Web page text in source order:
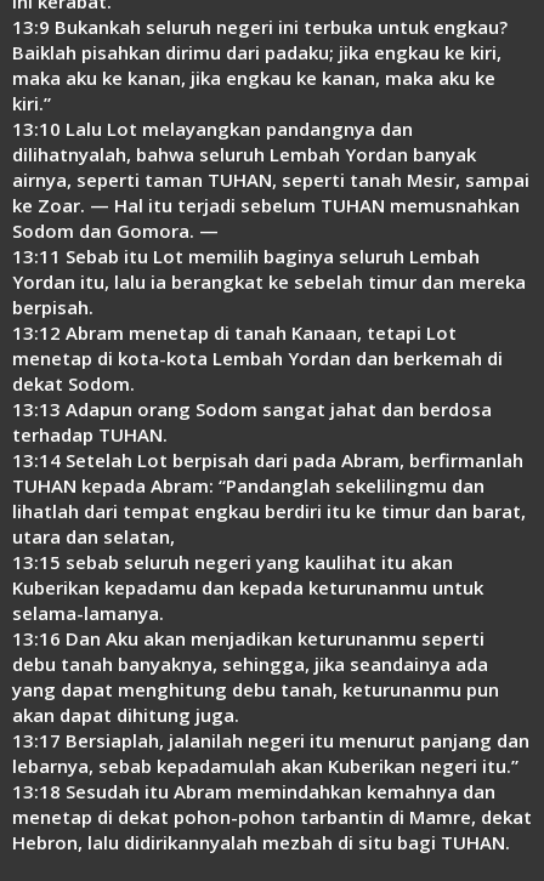
13:9 Bukankah seluruh negeri ini terbuka untuk engkau?
Baiklah pisahkan dirimu dari padaku; jika engkau ke kiri,
maka aku ke kanan, jika engkau ke kanan, maka aku ke
kiri.”
13:10 Lalu Lot melayangkan pandangnya dan
dilihatnyalah, bahwa seluruh Lembah Yordan banyak
airnya, seperti taman TUHAN, seperti tanah Mesir, sampai
ke Zoar. — Hal itu terjadi sebelum TUHAN memusnahkan
Sodom dan Gomora. —
13:11 Sebab itu Lot memilih baginya seluruh Lembah
Yordan itu, lalu ia berangkat ke sebelah timur dan mereka
berpisah.
13:12 Abram menetap di tanah Kanaan, tetapi Lot
menetap di kota-kota Lembah Yordan dan berkemah di
dekat Sodom.
13:13 Adapun orang Sodom sangat jahat dan berdosa
terhadap TUHAN.
13:14 Setelah Lot berpisah dari pada Abram, berfirmanlah
TUHAN kepada Abram: “Pandanglah sekelilingmu dan
lihatlah dari tempat engkau berdiri itu ke timur dan barat,
utara dan selatan,
13:15 sebab seluruh negeri yang kaulihat itu akan
Kuberikan kepadamu dan kepada keturunanmu untuk
selama-lamanya.
13:16 Dan Aku akan menjadikan keturunanmu seperti
debu tanah banyaknya, sehingga, jika seandainya ada
yang dapat menghitung debu tanah, keturunanmu pun
akan dapat dihitung juga.
13:17 Bersiaplah, jalanilah negeri itu menurut panjang dan
lebarnya, sebab kepadamulah akan Kuberikan negeri itu.”
13:18 Sesudah itu Abram memindahkan kemahnya dan
menetap di dekat pohon-pohon tarbantin di Mamre, dekat
Hebron, lalu didirikannyalah mezbah di situ bagi TUHAN.